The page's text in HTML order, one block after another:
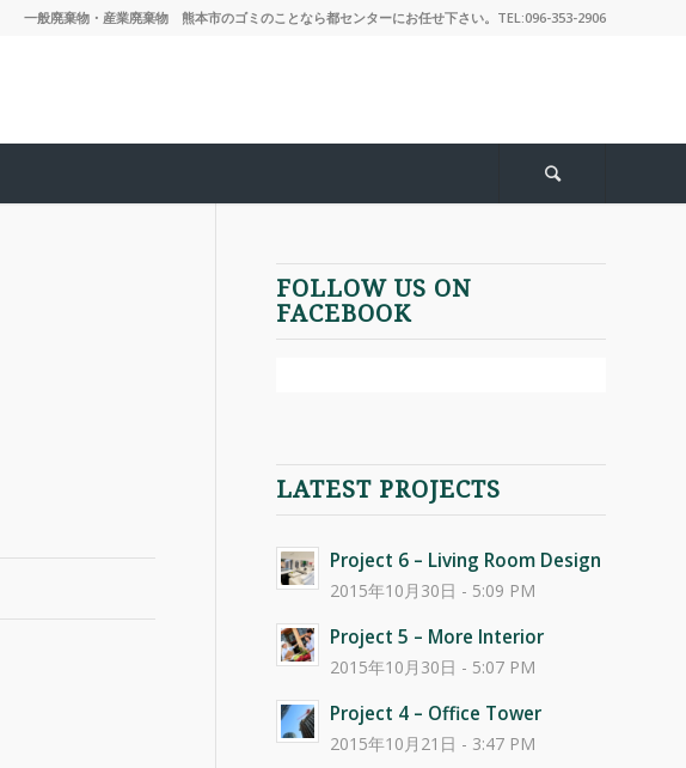
一般廃棄物・産業廃棄物 熊本市のゴミのことなら都センターにお任せ下さい。TEL:096-353-2906
FOLLOW US ON
FACEBOOK
LATEST PROJECTS
Project 6 – Living Room Design
2015年10月30日 - 5:09 PM
Project 5 – More Interior
2015年10月30日 - 5:07 PM
Project 4 – Office Tower
2015年10月21日 - 3:47 PM